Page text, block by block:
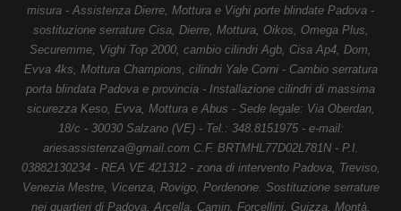
misura - Assistenza Dierre, Mottura e Vighi porte blindate Padova -
sostituzione serrature Cisa, Dierre, Mottura, Oikos, Omega Plus,
Securemme, Vighi Top 2000, cambio cilindri Agb, Cisa Ap4, Dom,
Evva 4ks, Mottura Champions, cilindri Yale Corni - Cambio serratura
porta blindata Padova e provincia - Installazione cilindri di massima
sicurezza Keso, Evva, Mottura e Abus - Sede legale: Via Oberdan,
18/c - 30030 Salzano (VE) - Tel.: 348.8151975 - e-mail:
ariesassistenza@gmail.com C.F. BRTMHL77D02L781N - P.I.
03882130234 - REA VE 421312 - zona di intervento Padova, Treviso,
Venezia Mestre, Vicenza, Rovigo, Pordenone. Sostituzione serrature
nei quartieri di Padova, Arcella, Camin, Forcellini, Guizza, Montà,